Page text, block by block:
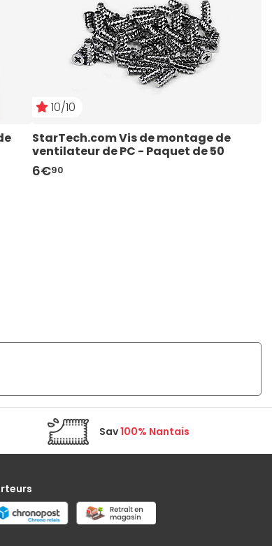
10/10
StarTech.com Vis de montage de
ventilateur de PC - Paquet de 50
6€90
Sav100% Nantais